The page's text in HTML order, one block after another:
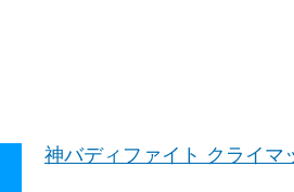
神バディファイト クライマ